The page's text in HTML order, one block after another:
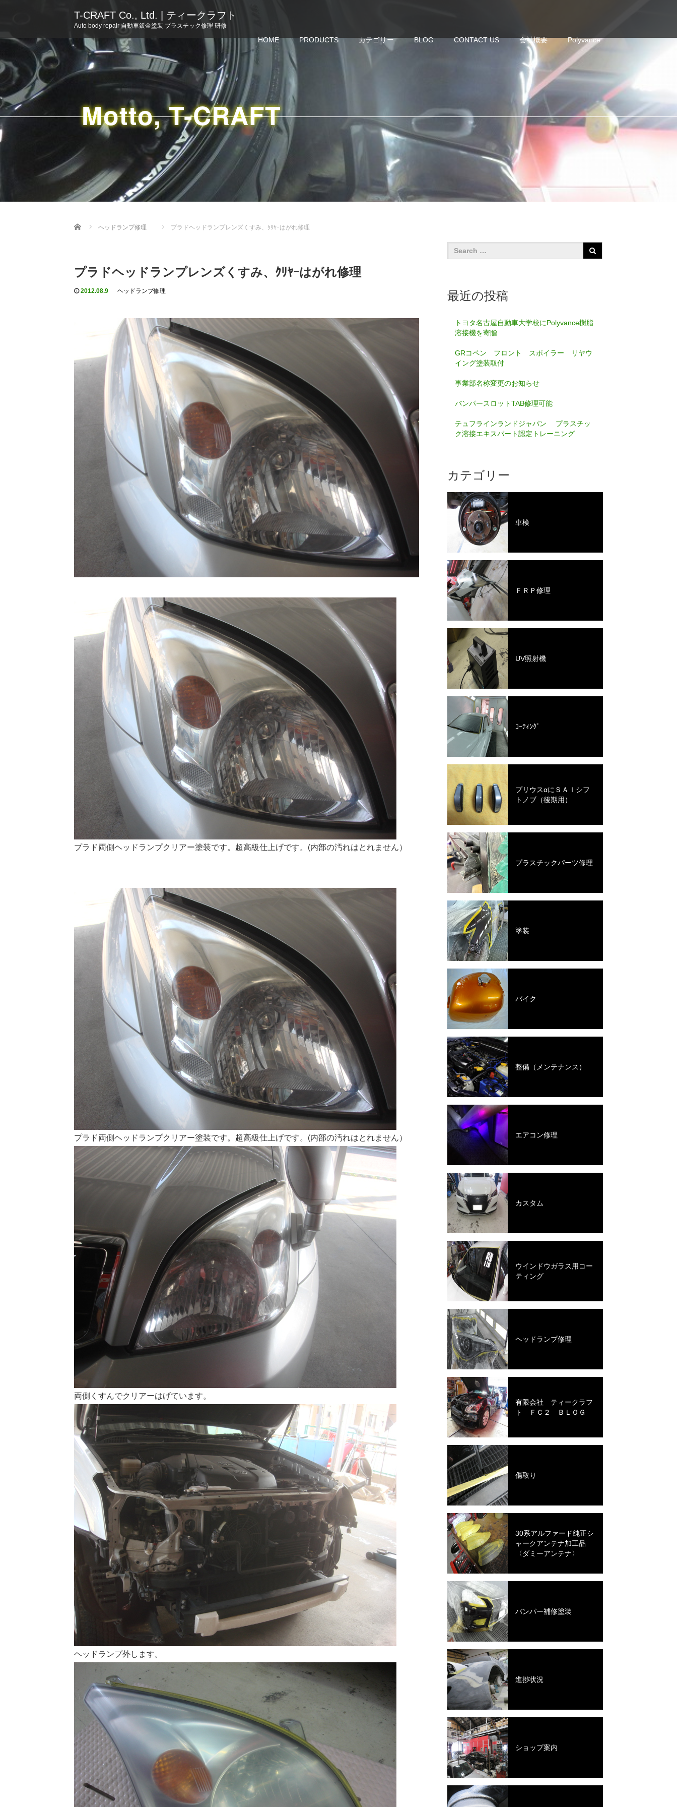
T-CRAFT Co., Ltd. | ティークラフト
Auto body repair 自動車鈑金塗装 プラスチック修理 研修
HOME PRODUCTS カテゴリー BLOG CONTACT US 会社概要 Polyvance
Motto, T-CRAFT
Home ヘッドランプ修理 プラドヘッドランプレンズくすみ、ｸﾘﾔｰはがれ修理
プラドヘッドランプレンズくすみ、ｸﾘﾔｰはがれ修理
2012.08.9 ヘッドランプ修理
プラド両側ヘッドランプクリアー塗装です。超高級仕上げです。(内部の汚れはとれません）
プラド両側ヘッドランプクリアー塗装です。超高級仕上げです。(内部の汚れはとれません）
両側くすんでクリアーはげています。
ヘッドランプ外します。
最近の投稿
トヨタ名古屋自動車大学校にPolyvance樹脂
溶接機を寄贈
GRコペン フロント スポイラー リヤウ
イング塗装取付
事業部名称変更のお知らせ
バンパースロットTAB修理可能
テュフラインランドジャパン プラスチッ
ク溶接エキスパート認定トレーニング
カテゴリー
車検
ＦＲＰ修理
UV照射機
ｺｰﾃｨﾝｸﾞ
プリウスαにＳＡＩシフ
トノブ（後期用）
プラスチックパーツ修理
塗装
バイク
整備（メンテナンス）
エアコン修理
カスタム
ウインドウガラス用コー
ティング
ヘッドランプ修理
有限会社 ティークラフ
ト ＦＣ２ ＢＬＯＧ
傷取り
30系アルファード純正シ
ャークアンテナ加工品
〈ダミーアンテナ〉
バンパー補修塗装
進捗状況
ショップ案内